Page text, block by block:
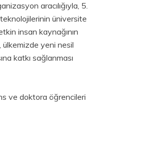
aracılığıyla, 5.
teknolojilerinin üniversite
insan kaynağının
ülkemizde yeni nesil
katkı sağlanması
ve doktora öğrencileri